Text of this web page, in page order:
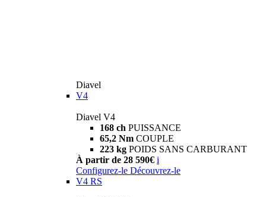
Diavel
V4
Diavel V4
168 ch PUISSANCE
65,2 Nm COUPLE
223 kg POIDS SANS CARBURANT
À partir de 28 590€ i
Configurez-le Découvrez-le
V4 RS